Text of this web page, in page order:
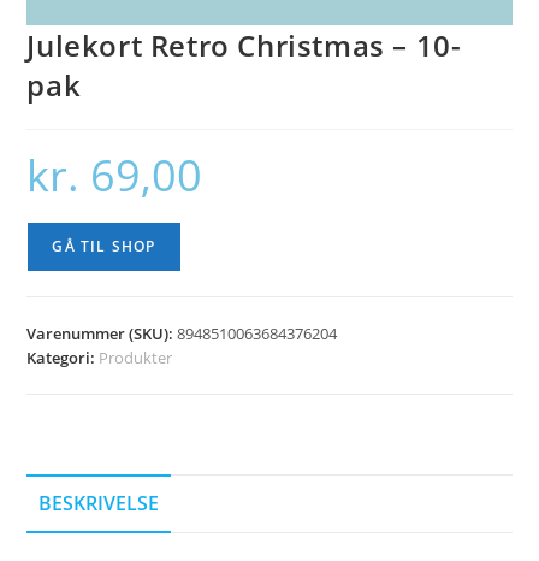
Julekort Retro Christmas – 10-
pak
kr. 69,00
GÅ TIL SHOP
Varenummer (SKU):8948510063684376204
Kategori: Produkter
BESKRIVELSE